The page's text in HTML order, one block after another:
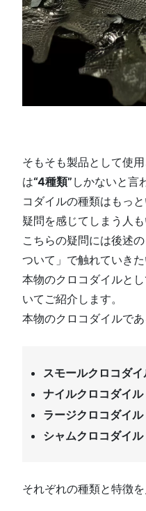
そもそも製品として使
は“4種類” しかないと言
コダイルの種類はもっ
疑問を感じてしまう人
こちらの疑問には後述
ついて」で触れていき
本物のクロコダイルと
いてご紹介します。
本物のクロコダイルで
スモールクロコダイ
ナイルクロコダイル
ラージクロコダイル
シャムクロコダイル
それぞれの種類と特徴を